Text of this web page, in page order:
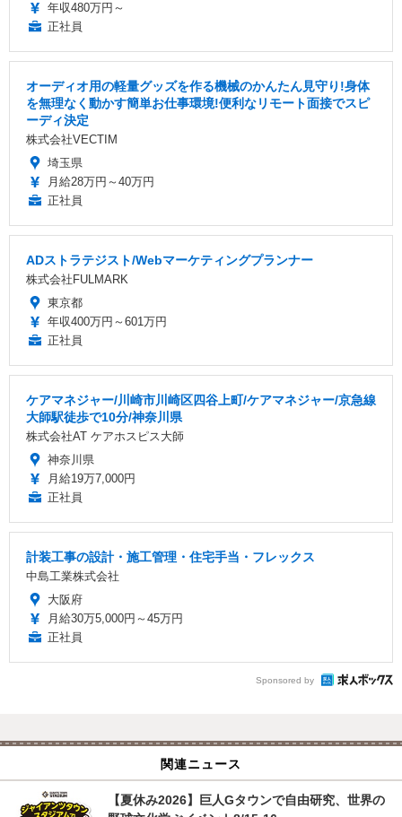
年収480万円～
正社員
オーディオ用の軽量グッズを作る機械のかんたん見守り!身体
を無理なく動かす簡単お仕事環境!便利なリモート面接でスピ
ーディ決定
株式会社VECTIM
埼玉県
月給28万円～40万円
正社員
ADストラテジスト/Webマーケティングプランナー
株式会社FULMARK
東京都
年収400万円～601万円
正社員
ケアマネジャー/川崎市川崎区四谷上町/ケアマネジャー/京急線
大師駅徒歩で10分/神奈川県
株式会社AT ケアホスピス大師
神奈川県
月給19万7,000円
正社員
計装工事の設計・施工管理・住宅手当・フレックス
中島工業株式会社
大阪府
月給30万5,000円～45万円
正社員
Sponsored by
関連ニュース
【夏休み2026】巨人Gタウンで自由研究、世界の